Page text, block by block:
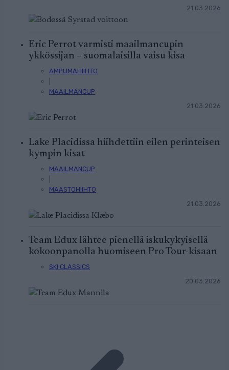
21.03.2026
Eric Perrot varmisti maailmancupin
ykkössijan – suomalaisilla vaisu kisa
AMPUMAHIIHTO
MAAILMANCUP
21.03.2026
Lake Placidissa hiihdettiin eilen perinteisen
kympin kisat
MAAILMANCUP
MAASTOHIIHTO
21.03.2026
Team Edux lähtee pienellä iskukykyisellä
kokoonpanolla huomiseen Pro Tour-kisaan
SKI CLASSICS
20.03.2026